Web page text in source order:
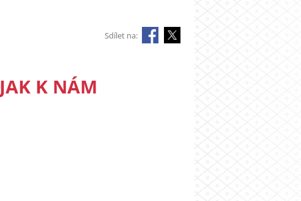
Sdílet na:
JAK K NÁM